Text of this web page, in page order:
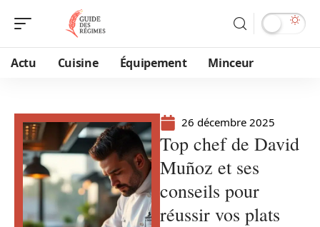
Actu Cuisine Équipement Minceur
26 décembre 2025
Top chef de David
Muñoz et ses
conseils pour
réussir vos plats